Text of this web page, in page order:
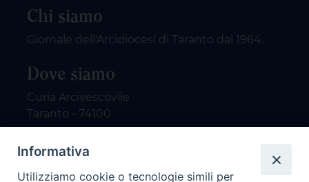
Chi siamo
Giornale dell'Arcidiocesi di Taranto dal 1964.
Dove siamo
Curia Arcivescovile
Taranto - 74100
Contatti
Informativa
Utilizziamo cookie o tecnologie simili per